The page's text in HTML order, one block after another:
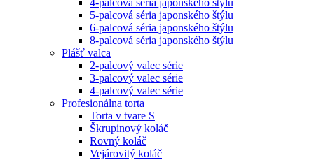
4-palcová séria japonského štýlu
5-palcová séria japonského štýlu
6-palcová séria japonského štýlu
8-palcová séria japonského štýlu
Plášť valca
2-palcový valec série
3-palcový valec série
4-palcový valec série
Profesionálna torta
Torta v tvare S
Škrupinový koláč
Rovný koláč
Vejárovitý koláč